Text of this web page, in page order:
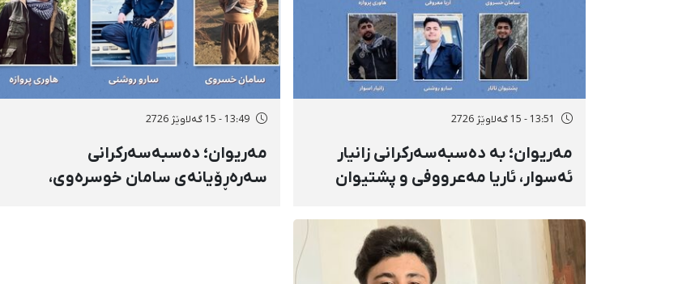
13:51 - 15 گەلاوێژ 2726
مەریوان؛ بە دەسبەسەرکرانی زانیار
ئەسوار، ئاریا مەعرووفی و پشتیوان
سەرەڕۆیانە لە ئاوایی «نێ» بۆ شەش
کەس زیادی کرد
13:49 - 15 گەلاوێژ 2726
مەریوان؛ دەسبەسەرکرانی
سەرەڕۆیانەی سامان خوسرەوی،